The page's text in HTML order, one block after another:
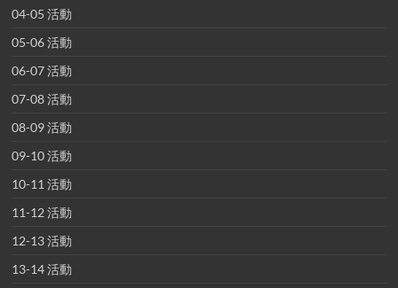
04-05 活動
05-06 活動
06-07 活動
07-08 活動
08-09 活動
09-10 活動
10-11 活動
11-12 活動
12-13 活動
13-14 活動